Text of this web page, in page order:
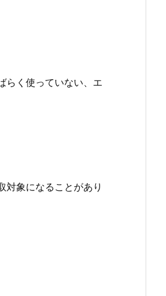
らく使っていない、エ
対象になることがあり